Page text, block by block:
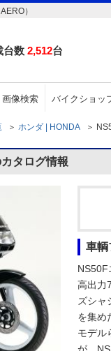
）
台数 2,512台
画像検索 バイクショッ
＞ ホンダ | HONDA ＞
タログ情報
車輌
NS50F
高出力
ズシャ
を集め
モデル